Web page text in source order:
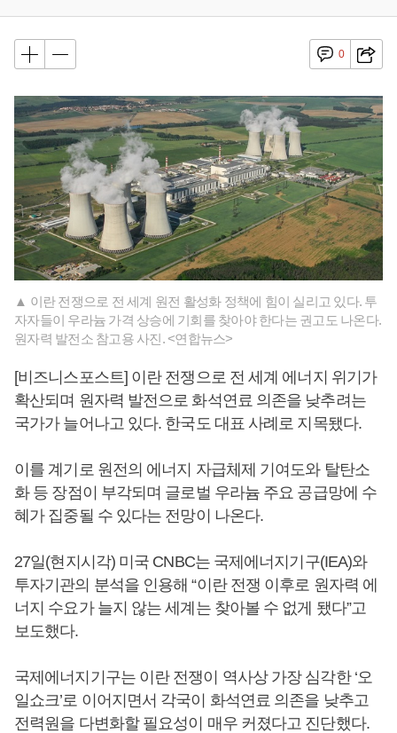
0
▲ 이란 전쟁으로 전 세계 원전 활성화 정책에 힘이 실리고 있다. 투
자자들이 우라늄 가격 상승에 기회를 찾아야 한다는 권고도 나온다.
원자력 발전소 참고용 사진. <연합뉴스>
[비즈니스포스트] 이란 전쟁으로 전 세계 에너지 위기가
확산되며 원자력 발전으로 화석연료 의존을 낮추려는
국가가 늘어나고 있다. 한국도 대표 사례로 지목됐다.
이를 계기로 원전의 에너지 자급체제 기여도와 탈탄소
화 등 장점이 부각되며 글로벌 우라늄 주요 공급망에 수
혜가 집중될 수 있다는 전망이 나온다.
27일(현지시각) 미국 CNBC는 국제에너지기구(IEA)와
투자기관의 분석을 인용해 “이란 전쟁 이후로 원자력 에
너지 수요가 늘지 않는 세계는 찾아볼 수 없게 됐다”고
보도했다.
국제에너지기구는 이란 전쟁이 역사상 가장 심각한 ‘오
일쇼크’로 이어지면서 각국이 화석연료 의존을 낮추고
전력원을 다변화할 필요성이 매우 커졌다고 진단했다.